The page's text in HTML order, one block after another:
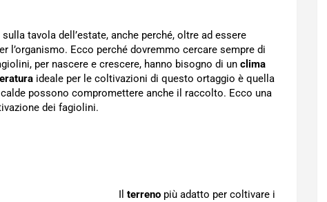
tavola dell’estate, anche perché, oltre ad essere
Ecco perché dovremmo cercare sempre di
per nascere e crescere, hanno bisogno di un clima
ideale per le coltivazioni di questo ortaggio è quella
possono compromettere anche il raccolto. Ecco una
dei fagiolini.
Il terreno più adatto per coltivare i